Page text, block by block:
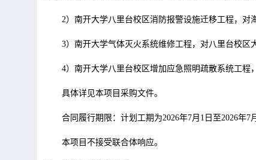
2）南开大学八里台校区消防报警设施迁移工程，对
3）南开大学气体灭火系统维修工程，对八里台校区
4）南开大学八里台校区增加应急照明疏散系统工程
具体详见本项目采购文件。
合同履行期限：计划工期为2026年7月1日至2026年7
本项目不接受联合体响应。